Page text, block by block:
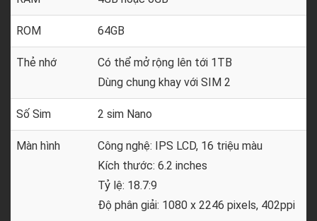
ROM 64GB
Thẻ nhớ
Có thể mở rộng lên tới 1TB
Dùng chung khay với SIM 2
Số Sim 2 sim Nano
Màn hình
Công nghệ: IPS LCD, 16 triệu màu
Kích thước: 6.2 inches
Tỷ lệ: 18.7:9
Độ phân giải: 1080 x 2246 pixels, 402ppi